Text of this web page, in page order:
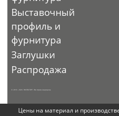
Выставочный
профиль и
фурнитура
Заглушки
Распродажа
© 2010 - 2026. ЭКСПО-ТОРГ. Все права защищены.
Цены на материал и